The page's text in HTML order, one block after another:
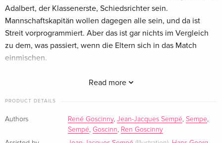
Read more
Adalbert, der Klassenerste, Schiedsrichter sein.
Mannschaftskapitän wollen dagegen alle sein, und da ist
Streit vorprogrammiert. Aber das ist gar nichts im Vergleich
zu dem, was passiert, wenn die Eltern sich in das Match
einmischen.
About the author
René Goscinny, geb. 1926 in Paris, wuchs in Buenos Aires auf
später als Zeichner in einer Werbeagentur. 1945 wanderte
PRODUCT DETAILS
Authors René Goscinny, Jean-Jacques Sempé, Sempe,
Sempé, Goscinn, Ren Goscinny